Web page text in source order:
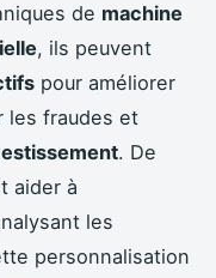
de machine
, ils peuvent
pour améliorer
les fraudes et
. De
aider à
les
personnalisation